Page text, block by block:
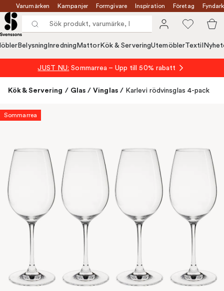
Varumärken Kampanjer Formgivare Inspiration Företag
Belysning Inredning MattorKök & ServeringUtemöblerTextil
JUST NU: Sommarrea – Upp till 50% rabatt
Kök & Servering / Glas / Vinglas / Karlevi rödvinsglas 4-pack
Sommarrea